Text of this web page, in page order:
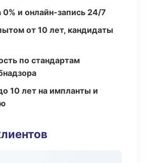
0% и онлайн-запись 24/7
от 10 лет, кандидаты
по стандартам
10 лет на импланты и